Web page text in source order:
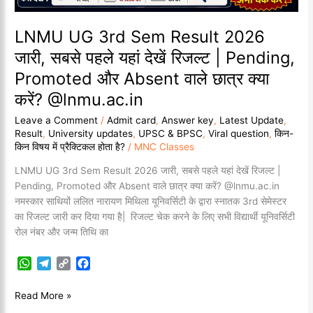
LNMU UG 3rd Sem Result 2026
जारी, सबसे पहले यहां देखें रिजल्ट | Pending,
Promoted और Absent वाले छात्र क्या
करें? @lnmu.ac.in
Leave a Comment /Admit card,Answer key, Latest Update,
Result, University updates, UPSC & BPSC,Viral question,किन-
किन विषय में प्रैक्टिकल होता है? / MNC Classes
LNMU UG 3rd Sem Result 2026 जारी, सबसे पहले यहां देखें रिजल्ट |
Pending, Promoted और Absent वाले छात्र क्या करें? @lnmu.ac.in
नमस्कार साथियों ललित नारायण मिथिला यूनिवर्सिटी के द्वारा स्नातक 3rd सेमेस्टर
का रिजल्ट जारी कर दिया गया है| रिजल्ट चेक करने के लिए सभी विद्यार्थी यूनिवर्सिटी
रोल नंबर और जन्म तिथि का
W
a
l
C
|
Pending,
Promoted
और
Absent
छात्र
क्या
करें?
@lnmu.ac.in
Read More »